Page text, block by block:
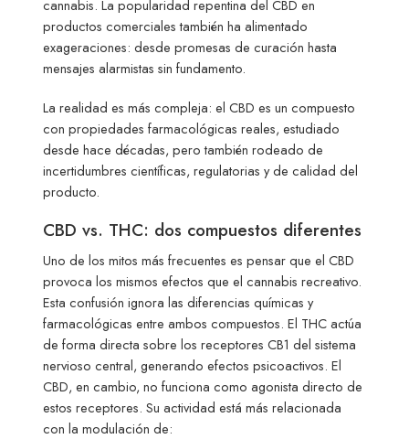
cannabis. La popularidad repentina del CBD en
productos comerciales también ha alimentado
exageraciones: desde promesas de curación hasta
mensajes alarmistas sin fundamento.
La realidad es más compleja: el CBD es un compuesto
con propiedades farmacológicas reales, estudiado
desde hace décadas, pero también rodeado de
incertidumbres científicas, regulatorias y de calidad del
producto.
CBD vs. THC: dos compuestos diferentes
Uno de los mitos más frecuentes es pensar que el CBD
provoca los mismos efectos que el cannabis recreativo.
Esta confusión ignora las diferencias químicas y
farmacológicas entre ambos compuestos. El THC actúa
de forma directa sobre los receptores CB1 del sistema
nervioso central, generando efectos psicoactivos. El
CBD, en cambio, no funciona como agonista directo de
estos receptores. Su actividad está más relacionada
con la modulación de: